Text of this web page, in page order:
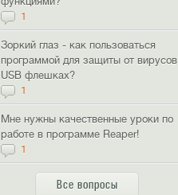
1
Зоркий глаз - как пользоваться
программой для защиты от
USB флешках?
1
Мне нужны качественные уроки по
работе в программе Reaper!
1
Все вопросы